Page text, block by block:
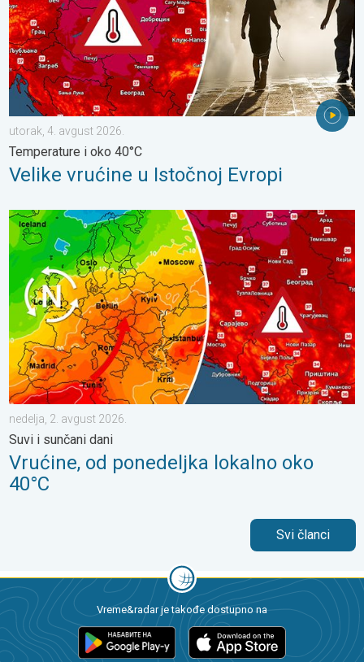
utorak, 4. avgust 2026.
Temperature i oko 40°C
Velike vrućine u Istočnoj Evropi
Vrućine, od ponedeljka lokalno oko 40°C. Suvi i sunčani dani. .
nedelja, 2. avgust 2026.
Suvi i sunčani dani
Vrućine, od ponedeljka lokalno oko
40°C
Svi članci
Vreme&radar je takođe dostupno na